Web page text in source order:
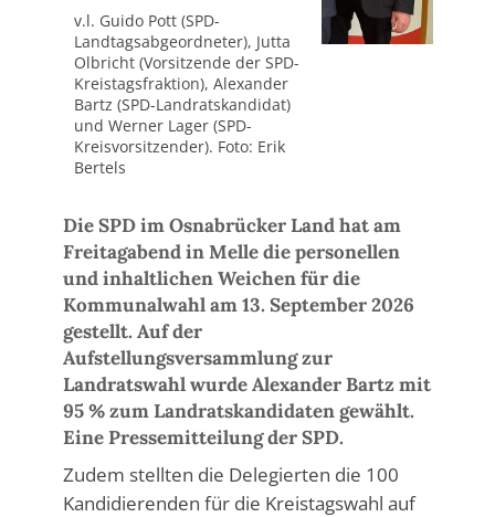
v.l. Guido Pott (SPD-
Landtagsabgeordneter), Jutta
Olbricht (Vorsitzende der SPD-
Kreistagsfraktion), Alexander
Bartz (SPD-Landratskandidat)
und Werner Lager (SPD-
Kreisvorsitzender). Foto: Erik
Bertels
Die SPD im Osnabrücker Land hat am
Freitagabend in Melle die personellen
und inhaltlichen Weichen für die
Kommunalwahl am 13. September 2026
gestellt. Auf der
Aufstellungsversammlung zur
Landratswahl wurde Alexander Bartz mit
95 % zum Landratskandidaten gewählt.
Eine Pressemitteilung der SPD.
Zudem stellten die Delegierten die 100
Kandidierenden für die Kreistagswahl auf